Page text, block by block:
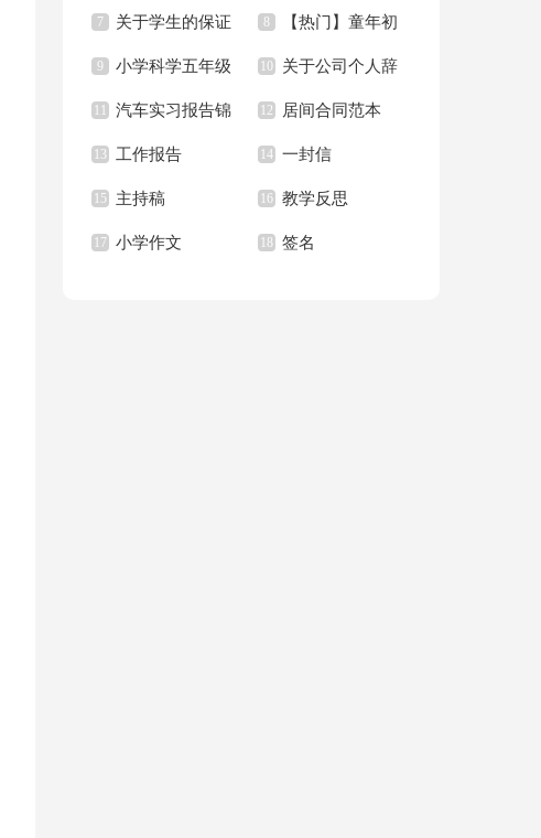
委托书 动总结
7 关于学生的保证
书汇总八篇
8 【热门】童年初
中作文300字集锦十
篇
9 小学科学五年级
上册教学计划
10 关于公司个人辞
职报告汇总6篇
11 汽车实习报告锦
集八篇
12 居间合同范本
13 工作报告 14 一封信
15 主持稿 16 教学反思
17 小学作文 18 签名